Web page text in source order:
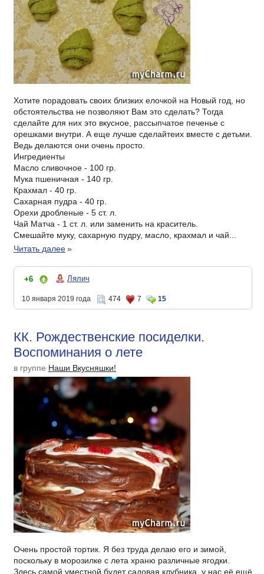
Хотите порадовать своих близких елочкой на Новый год, но
обстоятельства не позволяют Вам это сделать? Тогда
сделайте для них это вкусное, рассыпчатое печенье с
орешками внутри. А еще лучше сделайтеих вместе с детьми.
Ведь делаются они очень просто.
Ингредиенты
Масло сливочное - 100 гр.
Мука пшеничная - 140 гр.
Крахмал - 40 гр.
Сахарная пудра - 40 гр.
Орехи дробленые - 5 ст. л.
Чай Матча - 1 ст. л. или заменить на краситель.
Смешайте муку, сахарную пудру, масло, крахмал и чай...
Читать далее»
+6 Лялич
10 января 2019 года 474 7 15
КК. Рождественские посиделки.
Воспоминания о лете
в группе Наши Вкусняшки!
Очень простой тортик. Я без труда делаю его и зимой,
поскольку в морозилке с лета храню различные ягодки.
Здесь самой уместной будет садовая клубника, у нас её ещё